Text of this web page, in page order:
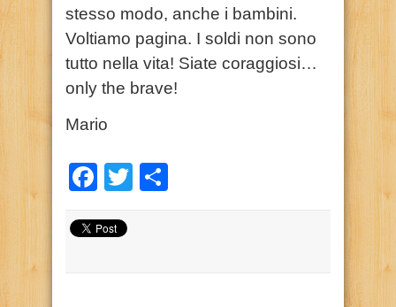
stesso modo, anche i bambini.
Voltiamo pagina. I soldi non sono
tutto nella vita! Siate coraggiosi…
only the brave!
Mario
Facebook
Twitter